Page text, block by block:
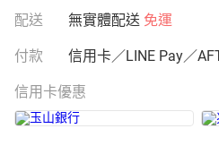
配送 無實體配送 免運
付款 信用卡／LINE Pay／
信用卡優惠